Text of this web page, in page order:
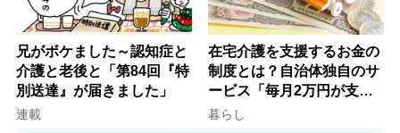
兄がボケました～認知症と
介護と老後と「第84回『特
別送達』が届きました」
連載
在宅介護を支援するお金の
制度とは？自治体独自のサ
ービス「毎月2万円が支給
される」ケースも【FP解
暮らし